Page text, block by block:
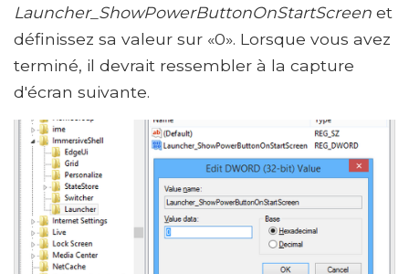
Launcher_ShowPowerButtonOnStartScreen et
définissez sa valeur sur «0». Lorsque vous avez
terminé, il devrait ressembler à la capture
d'écran suivante.